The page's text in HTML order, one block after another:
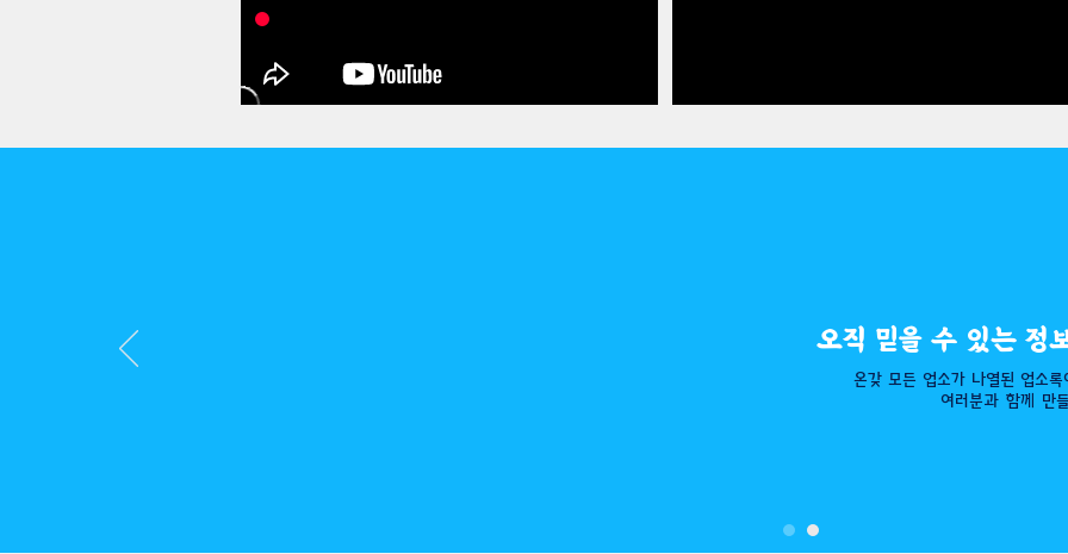
오직 믿을 수 있는 정
온갖 모든 업소가 나열된 ​업소록
여러분과 함께 만